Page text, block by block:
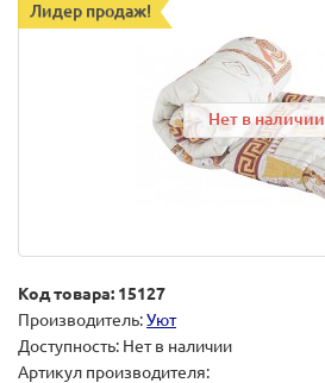
Лидер продаж!
Нет в наличии
Код товара: 15127
Производитель:Уют
Доступность: Нет в наличии
Артикул производителя: